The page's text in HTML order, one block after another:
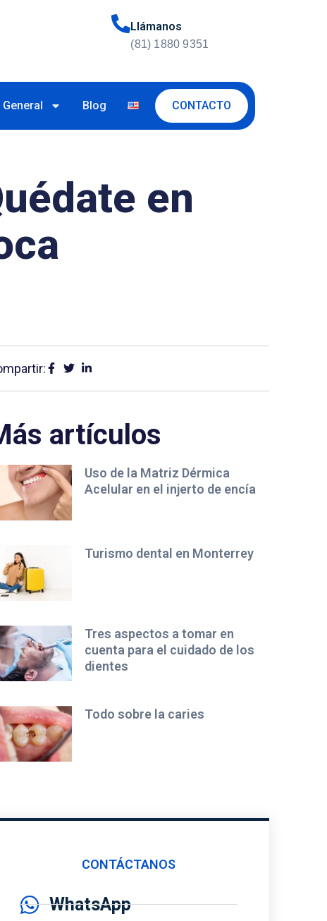
Llámanos
(81) 1880 9351
Blog CONTACTO
en
artículos
Uso de la Matriz Dérmica
Acelular en el injerto de encía
Turismo dental en Monterrey
Tres aspectos a tomar en
cuenta para el cuidado de los
dientes
Todo sobre la caries
CONTÁCTANOS
WhatsApp